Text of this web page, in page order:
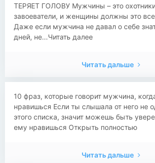
ТЕРЯЕТ ГОЛОВУ Мужчины – это
завоеватели, и женщины должны это
Даже если мужчина не давал о себе
дней, не...Читать далее
Читать дальше
10 фраз, которые говорит мужчина,
нравишься Если ты слышала от него не
этого списка, значит можешь быть
ему нравишься Открыть полностью
Читать дальше